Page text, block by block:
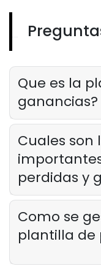
Que es la
ganancias?
Cuales son
perdidas y
Como se
plantilla de